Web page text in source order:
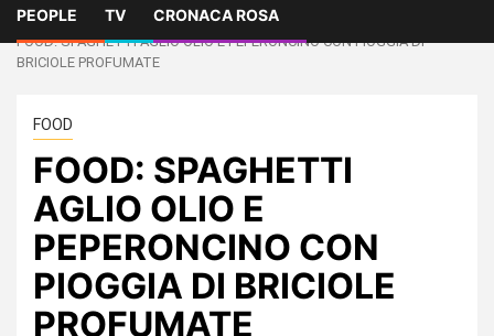
PEOPLE TV CRONACA ROSA
Home
FOOD
FOOD: SPAGHETTI AGLIO OLIO E PEPERONCINO CON PIOGGIA DI
BRICIOLE PROFUMATE
FOOD
FOOD: SPAGHETTI
AGLIO OLIO E
PEPERONCINO CON
PIOGGIA DI BRICIOLE
PROFUMATE